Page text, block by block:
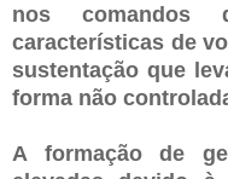
nos
características de
sustentação que
forma não
A formação de